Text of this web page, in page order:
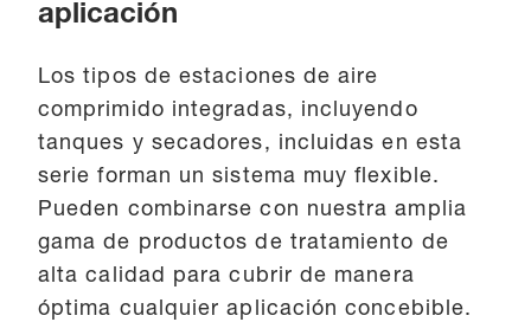
aplicación
Los tipos de estaciones de aire
comprimido integradas, incluyendo
tanques y secadores, incluidas en esta
serie forman un sistema muy flexible.
Pueden combinarse con nuestra amplia
gama de productos de tratamiento de
alta calidad para cubrir de manera
óptima cualquier aplicación concebible.